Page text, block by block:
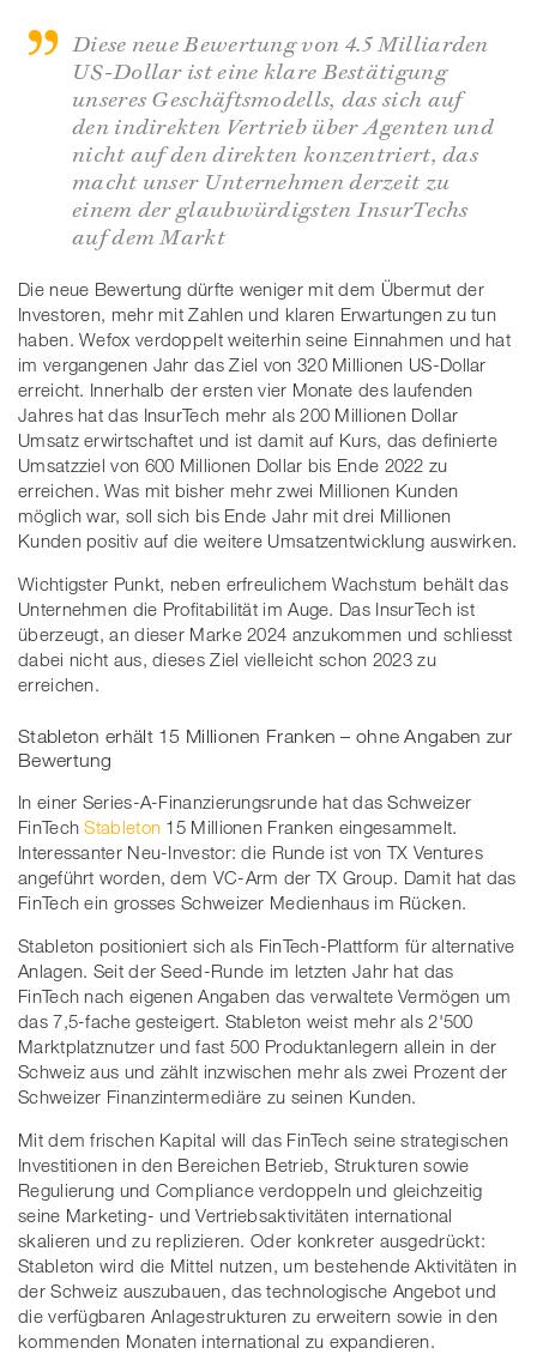
Diese neue Bewertung von 4.5 Milliarden
US-Dollar ist eine klare Bestätigung
unseres Geschäftsmodells, das sich auf
den indirekten Vertrieb über Agenten und
nicht auf den direkten konzentriert, das
macht unser Unternehmen derzeit zu
einem der glaubwürdigsten InsurTechs
auf dem Markt
Die neue Bewertung dürfte weniger mit dem Übermut der
Investoren, mehr mit Zahlen und klaren Erwartungen zu tun
haben. Wefox verdoppelt weiterhin seine Einnahmen und hat
im vergangenen Jahr das Ziel von 320 Millionen US-Dollar
erreicht. Innerhalb der ersten vier Monate des laufenden
Jahres hat das InsurTech mehr als 200 Millionen Dollar
Umsatz erwirtschaftet und ist damit auf Kurs, das definierte
Umsatzziel von 600 Millionen Dollar bis Ende 2022 zu
erreichen. Was mit bisher mehr zwei Millionen Kunden
möglich war, soll sich bis Ende Jahr mit drei Millionen
Kunden positiv auf die weitere Umsatzentwicklung auswirken.
Wichtigster Punkt, neben erfreulichem Wachstum behält das
Unternehmen die Profitabilität im Auge. Das InsurTech ist
überzeugt, an dieser Marke 2024 anzukommen und schliesst
dabei nicht aus, dieses Ziel vielleicht schon 2023 zu
erreichen.
Stableton erhält 15 Millionen Franken – ohne Angaben zur
Bewertung
In einer Series-A-Finanzierungsrunde hat das Schweizer
FinTechStableton 15 Millionen Franken eingesammelt.
Interessanter Neu-Investor: die Runde ist von TX Ventures
angeführt worden, dem VC-Arm der TX Group. Damit hat das
FinTech ein grosses Schweizer Medienhaus im Rücken.
Stableton positioniert sich als FinTech-Plattform für alternative
Anlagen. Seit der Seed-Runde im letzten Jahr hat das
FinTech nach eigenen Angaben das verwaltete Vermögen um
das 7,5-fache gesteigert. Stableton weist mehr als 2'500
Marktplatznutzer und fast 500 Produktanlegern allein in der
Schweiz aus und zählt inzwischen mehr als zwei Prozent der
Schweizer Finanzintermediäre zu seinen Kunden.
Mit dem frischen Kapital will das FinTech seine strategischen
Investitionen in den Bereichen Betrieb, Strukturen sowie
Regulierung und Compliance verdoppeln und gleichzeitig
seine Marketing- und Vertriebsaktivitäten international
skalieren und zu replizieren. Oder konkreter ausgedrückt:
Stableton wird die Mittel nutzen, um bestehende Aktivitäten in
der Schweiz auszubauen, das technologische Angebot und
die verfügbaren Anlagestrukturen zu erweitern sowie in den
kommenden Monaten international zu expandieren.